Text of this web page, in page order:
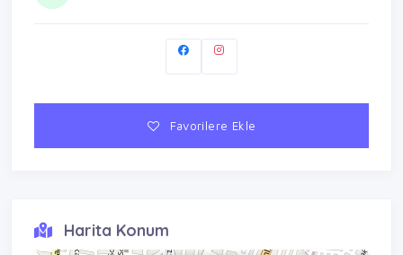
Favorilere Ekle
Harita Konum